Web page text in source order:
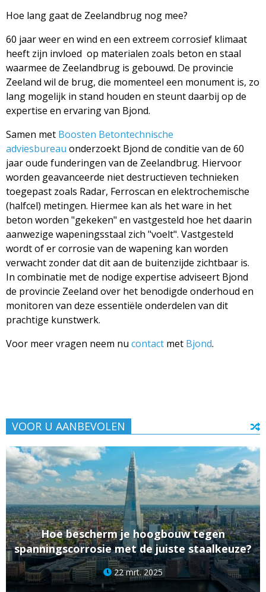
Hoe lang gaat de Zeelandbrug nog mee?
60 jaar weer en wind en een extreem corrosief klimaat
heeft zijn invloed op materialen zoals beton en staal
waarmee de Zeelandbrug is gebouwd. De provincie
Zeeland wil de brug, die momenteel een monument is, zo
lang mogelijk in stand houden en steunt daarbij op de
expertise en ervaring van Bjond.
Samen met Boosten Betontechnische
adviesbureau onderzoekt Bjond de conditie van de 60
jaar oude funderingen van de Zeelandbrug. Hiervoor
worden geavanceerde niet destructieven technieken
toegepast zoals Radar, Ferroscan en elektrochemische
(halfcel) metingen. Hiermee kan als het ware in het
beton worden "gekeken" en vastgesteld hoe het daarin
aanwezige wapeningsstaal zich "voelt". Vastgesteld
wordt of er corrosie van de wapening kan worden
verwacht zonder dat dit aan de buitenzijde zichtbaar is.
In combinatie met de nodige expertise adviseert Bjond
de provincie Zeeland over het benodigde onderhoud en
monitoren van deze essentiële onderdelen van dit
prachtige kunstwerk.
Voor meer vragen neem nu contact met Bjond.
VOOR U AANBEVOLEN
Hoe bescherm je hoogbouw tegen
spanningscorrosie met de juiste staalkeuze?
22 mrt. 2025